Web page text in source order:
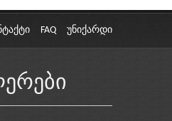
FAQ უნიქარდი